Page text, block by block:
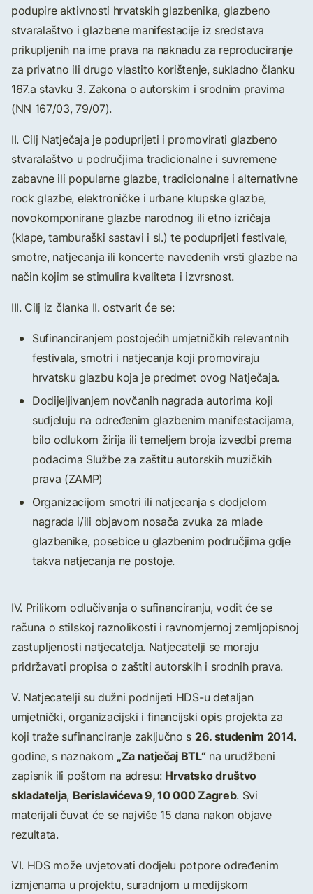
podupire aktivnosti hrvatskih glazbenika, glazbeno
stvaralaštvo i glazbene manifestacije iz sredstava
prikupljenih na ime prava na naknadu za reproduciranje
za privatno ili drugo vlastito korištenje, sukladno članku
167.a stavku 3. Zakona o autorskim i srodnim pravima
(NN 167/03, 79/07).
II. Cilj Natječaja je poduprijeti i promovirati glazbeno
stvaralaštvo u područjima tradicionalne i suvremene
zabavne ili popularne glazbe, tradicionalne i alternativne
rock glazbe, elektroničke i urbane klupske glazbe,
novokomponirane glazbe narodnog ili etno izričaja
(klape, tamburaški sastavi i sl.) te poduprijeti festivale,
smotre, natjecanja ili koncerte navedenih vrsti glazbe na
način kojim se stimulira kvaliteta i izvrsnost.
III. Cilj iz članka II. ostvarit će se:
Sufinanciranjem postojećih umjetničkih relevantnih
festivala, smotri i natjecanja koji promoviraju
hrvatsku glazbu koja je predmet ovog Natječaja.
Dodijeljivanjem novčanih nagrada autorima koji
sudjeluju na određenim glazbenim manifestacijama,
bilo odlukom žirija ili temeljem broja izvedbi prema
podacima Službe za zaštitu autorskih muzičkih
prava (ZAMP)
Organizacijom smotri ili natjecanja s dodjelom
nagrada i/ili objavom nosača zvuka za mlade
glazbenike, posebice u glazbenim područjima gdje
takva natjecanja ne postoje.
IV. Prilikom odlučivanja o sufinanciranju, vodit će se
računa o stilskoj raznolikosti i ravnomjernoj zemljopisnoj
zastupljenosti natjecatelja. Natjecatelji se moraju
pridržavati propisa o zaštiti autorskih i srodnih prava.
V. Natjecatelji su dužni podnijeti HDS-u detaljan
umjetnički, organizacijski i financijski opis projekta za
koji traže sufinanciranje zaključno s 26. studenim 2014.
godine, s naznakom „Za natječaj BTL“na urudžbeni
zapisnik ili poštom na adresu: Hrvatsko društvo
skladatelja, Berislavićeva 9, 10 000 Zagreb. Svi
materijali čuvat će se najviše 15 dana nakon objave
rezultata.
VI. HDS može uvjetovati dodjelu potpore određenim
izmjenama u projektu, suradnjom u medijskom